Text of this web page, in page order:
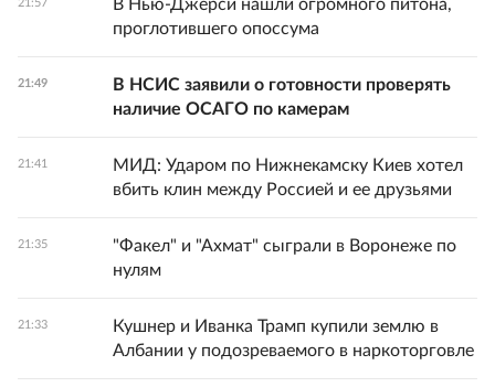
21:57
В Нью-Джерси нашли огромного питона,
проглотившего опоссума
21:49
В НСИС заявили о готовности проверять
наличие ОСАГО по камерам
21:41
МИД: Ударом по Нижнекамску Киев хотел
вбить клин между Россией и ее друзьями
21:35
"Факел" и "Ахмат" сыграли в Воронеже по
нулям
21:33
Кушнер и Иванка Трамп купили землю в
Албании у подозреваемого в наркоторговле